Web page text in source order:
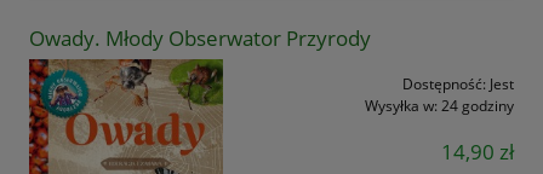
Owady. Młody Obserwator Przyrody
Dostępność: Jest
Wysyłka w: 24 godziny
14,90 zł